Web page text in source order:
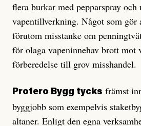
flera burkar med pepparspray
vapentillverkning. Något som gör
förutom misstanke om
för olaga vapeninnehav brott mot
förberedelse till grov misshandel.
Profero Bygg tycks främst
byggjobb som exempelvis
altaner. Enligt den egna